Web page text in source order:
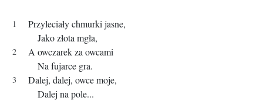
Przyleciały chmurki jasne,
Jako złota mgła,
A owczarek za owcami
Na fujarce gra.
Dalej, dalej, owce moje,
Dalej na pole...